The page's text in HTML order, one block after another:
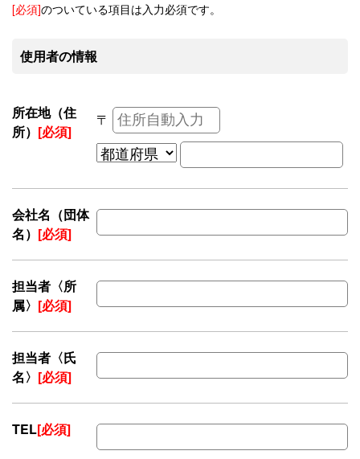
[必須]のついている項目は入力必須です。
使用者の情報
所在地（住
所） [必須]
〒
会社名（団体
名） [必須]
担当者〈所
属〉 [必須]
担当者〈氏
名〉 [必須]
TEL[必須]